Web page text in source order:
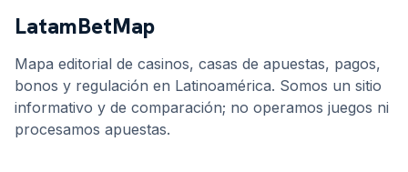
LatamBetMap
Mapa editorial de casinos, casas de apuestas, pagos,
bonos y regulación en Latinoamérica. Somos un sitio
informativo y de comparación; no operamos juegos ni
procesamos apuestas.